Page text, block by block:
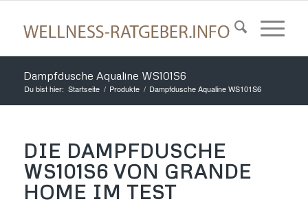
Dampfdusche Aqualine WS101S6
Du bist hier: Startseite / Produkte / Dampfdusche Aqualine WS101S6
DIE DAMPFDUSCHE
WS101S6 VON GRANDE
HOME IM TEST